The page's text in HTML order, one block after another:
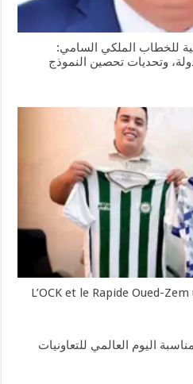
للخطاب الملكي السامي:
وتحديات تحصين النموذج
L’OCK et le Rapide Oued-
اليوم العالمي للتعاونيات